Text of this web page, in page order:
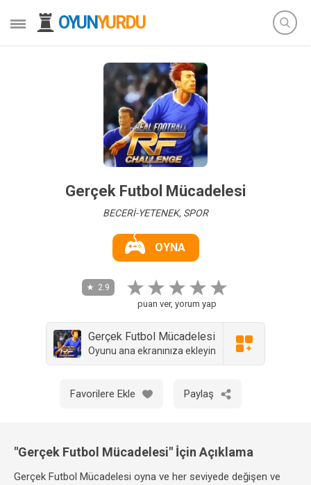
OYUNYURDU
Gerçek Futbol Mücadelesi
BECERİ-YETENEK, SPOR
OYNA
2.9
puan ver, yorum yap
Gerçek Futbol Mücadelesi
Oyunu ana ekranınıza ekleyin
Favorilere Ekle Paylaş
"Gerçek Futbol Mücadelesi" İçin Açıklama
Gerçek Futbol Mücadelesi oyna ve her seviyede değişen ve